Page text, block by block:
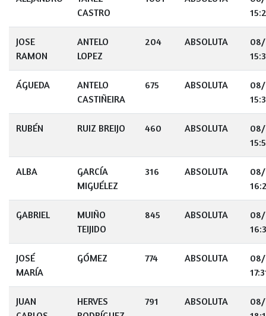
CASTRO
JOSE
RAMON
ANTELO
LOPEZ
204 ABSOLUTA
ÁGUEDA
ANTELO
CASTIÑEIRA
675 ABSOLUTA
RUBÉN RUIZ BREIJO 460 ABSOLUTA
ALBA
GARCÍA
MIGUÉLEZ
316 ABSOLUTA
GABRIEL
MUIÑO
TEIJIDO
845 ABSOLUTA
JOSÉ
MARÍA
GÓMEZ 774 ABSOLUTA
JUAN
HERVES
791 ABSOLUTA